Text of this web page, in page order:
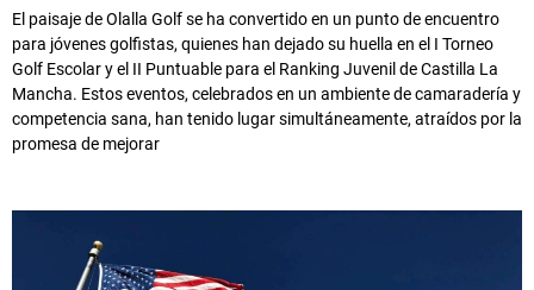
El paisaje de Olalla Golf se ha convertido en un punto de encuentro
para jóvenes golfistas, quienes han dejado su huella en el I Torneo
Golf Escolar y el II Puntuable para el Ranking Juvenil de Castilla La
Mancha. Estos eventos, celebrados en un ambiente de camaradería y
competencia sana, han tenido lugar simultáneamente, atraídos por la
promesa de mejorar